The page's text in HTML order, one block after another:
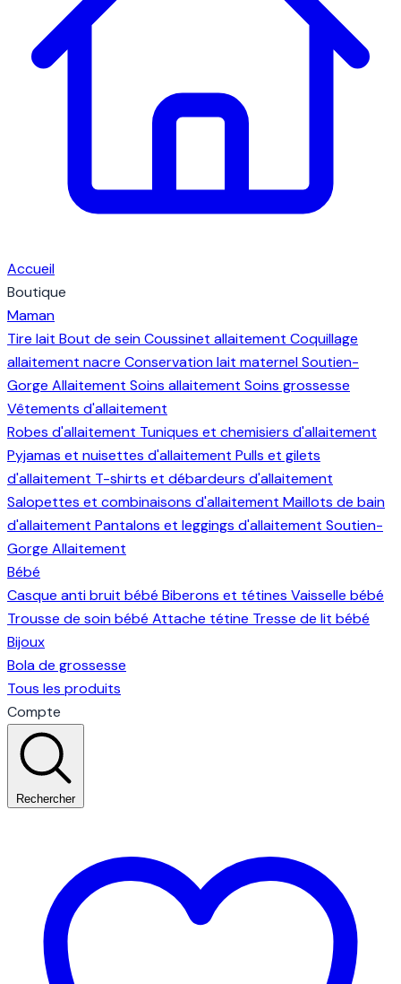
Accueil
Boutique
Maman
Tire lait Bout de seinCoussinet allaitement Coquillage
allaitement nacre Conservation lait maternelSoutien-
Gorge Allaitement Soins allaitement Soins grossesse
Vêtements d'allaitement
Robes d'allaitement Tuniques et chemisiers d'allaitement
Pyjamas et nuisettes d'allaitement Pulls et gilets
d'allaitement T-shirts et débardeurs d'allaitement
Salopettes et combinaisons d'allaitement Maillots de bain
d'allaitement Pantalons et leggings d'allaitement Soutien-
Gorge Allaitement
Bébé
Casque anti bruit bébé Biberons et tétines Vaisselle bébé
Trousse de soin bébé Attache tétine Tresse de lit bébé
Bijoux
Bola de grossesse
Tous les produits
Compte
Rechercher